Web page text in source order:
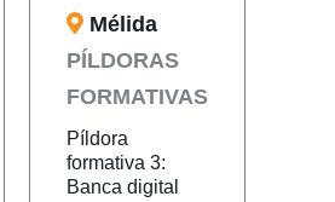
Mélida
PÍLDORAS
FORMATIVAS
Píldora
formativa 3:
Banca digital